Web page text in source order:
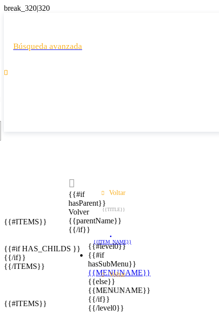
Búsqueda avanzada

{{#if
hasParent}}
Volver
{{parentName}}
{{/if}}
{{#level0}}
{{#if
hasSubMenu}}
{{MENUNAME}}
{{else}}
{{MENUNAME}}
{{/if}}
{{/level0}}
Voltar
{{TITLE}}
{{#ITEMS}}
{{ITEM_NAME}}
{{#if HAS_CHILDS }}
{{/if}}
{{/ITEMS}}
Voltar
{{TITLE}}
{{#ITEMS}}